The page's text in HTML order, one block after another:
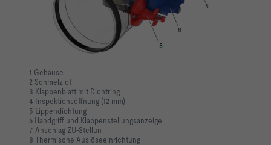
1 Gehäuse
2 Schmelzlot
3 Klappenblatt mit Dichtring
4 Inspektionsöffnung (12 mm)
5 Lippendichtung
6 Handgriff und Klappenstellungsanzeige
7 Anschlag ZU-Stellun
8 Thermische Auslöseeinrichtung